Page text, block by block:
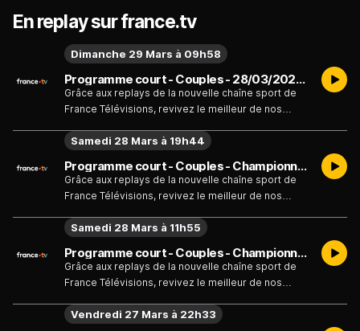
En replay sur france.tv
Programme court - Couples - 28/03/2026 F2 Libre Danse - Patinage - Chpt du Monde - Émission du dimanche 29 mars
Grâce aux replays de la nouvelle chaîne sport de
France Télévisions, revivez le meilleur de nos
Dimanche 29 Mars à 09h58
Programme court - Couples - Championnats du monde de patinage artistique 2026 - Programme libre Hommes - Émission du samedi 28 mars
Grâce aux replays de la nouvelle chaîne sport de
France Télévisions, revivez le meilleur de nos
Samedi 28 Mars à 19h44
Programme court - Couples - Championnats du monde de patinage artistique 2026 - Programme libre Dames - Émission du samedi 28 mars
Grâce aux replays de la nouvelle chaîne sport de
France Télévisions, revivez le meilleur de nos
Samedi 28 Mars à 11h55
Vendredi 27 Mars à 22h33